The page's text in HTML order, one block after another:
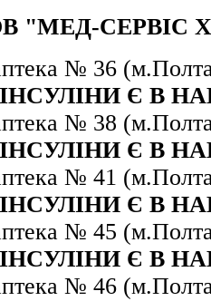
"МЕД-СЕРВІС
№ 36
Є В
№ 38
Є В
№ 41
Є В
№ 45
Є В
№ 46